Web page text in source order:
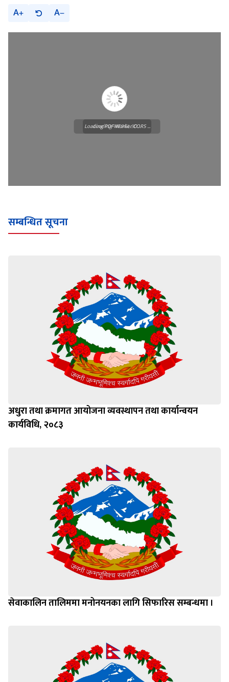
A A
Loading WEBGL 3D ...
Loading PDF Worker CORS ...
सम्बन्धित सूचना
अधुरा तथा क्रमागत आयोजना व्यवस्थापन तथा कार्यान्वयन
कार्यविधि, २०८३
सेवाकालिन तालिममा मनोनयनका लागि सिफारिस सम्बन्धमा ।